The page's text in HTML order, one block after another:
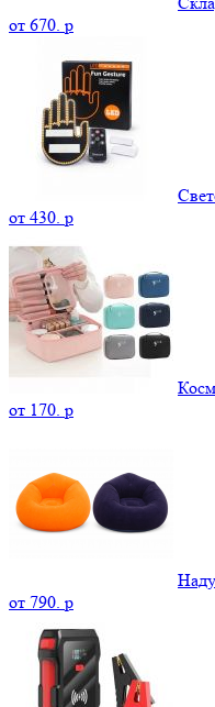
от 670. p
от 430. p
от 170. p
от 790. p